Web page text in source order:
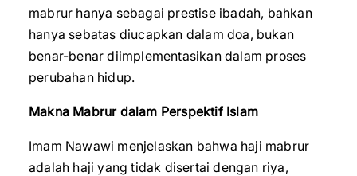
mabrur hanya sebagai prestise ibadah, bahkan
hanya sebatas diucapkan dalam doa, bukan
benar-benar diimplementasikan dalam proses
perubahan hidup.
Makna Mabrur dalam Perspektif Islam
Imam Nawawi menjelaskan bahwa haji mabrur
adalah haji yang tidak disertai dengan riya,